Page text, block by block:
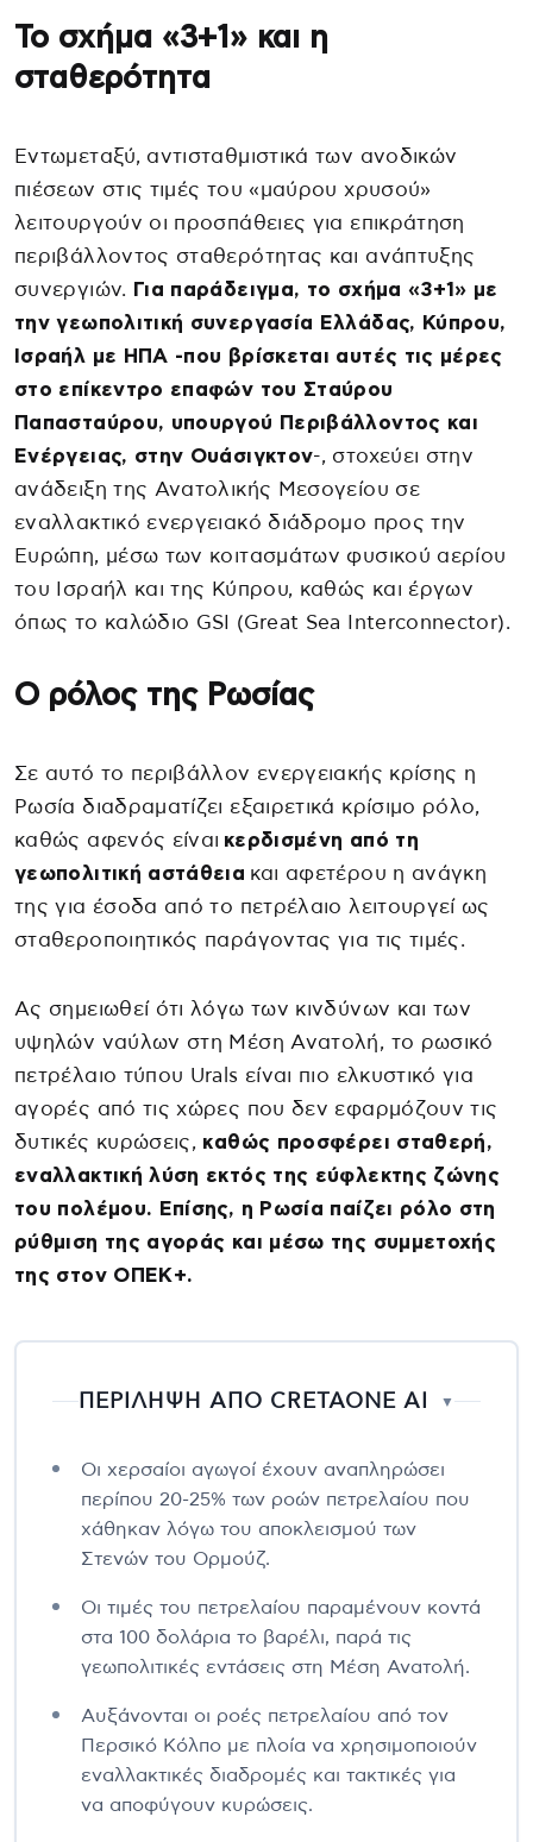
Το σχήμα «3+1» και η
σταθερότητα
Εντωμεταξύ, αντισταθμιστικά των ανοδικών
πιέσεων στις τιμές του «μαύρου χρυσού»
λειτουργούν οι προσπάθειες για επικράτηση
περιβάλλοντος σταθερότητας και ανάπτυξης
συνεργιών. Για παράδειγμα, το σχήμα «3+1» με
την γεωπολιτική συνεργασία Ελλάδας, Κύπρου,
Ισραήλ με ΗΠΑ -που βρίσκεται αυτές τις μέρες
στο επίκεντρο επαφών του Σταύρου
Παπασταύρου, υπουργού Περιβάλλοντος και
Ενέργειας, στην Ουάσιγκτον-, στοχεύει στην
ανάδειξη της Ανατολικής Μεσογείου σε
εναλλακτικό ενεργειακό διάδρομο προς την
Ευρώπη, μέσω των κοιτασμάτων φυσικού αερίου
του Ισραήλ και της Κύπρου, καθώς και έργων
όπως το καλώδιο GSI (Great Sea Interconnector).
Ο ρόλος της Ρωσίας
Σε αυτό το περιβάλλον ενεργειακής κρίσης η
Ρωσία διαδραματίζει εξαιρετικά κρίσιμο ρόλο,
καθώς αφενός είναι κερδισμένη από τη
γεωπολιτική αστάθεια και αφετέρου η ανάγκη
της για έσοδα από το πετρέλαιο λειτουργεί ως
σταθεροποιητικός παράγοντας για τις τιμές.
Ας σημειωθεί ότι λόγω των κινδύνων και των
υψηλών ναύλων στη Μέση Ανατολή, το ρωσικό
πετρέλαιο τύπου Urals είναι πιο ελκυστικό για
αγορές από τις χώρες που δεν εφαρμόζουν τις
δυτικές κυρώσεις, καθώς προσφέρει σταθερή,
εναλλακτική λύση εκτός της εύφλεκτης ζώνης
του πολέμου. Επίσης, η Ρωσία παίζει ρόλο στη
ρύθμιση της αγοράς και μέσω της συμμετοχής
της στον ΟΠΕΚ+.
ΠΕΡΙΛΗΨΗ ΑΠΟ CRETAONE AI ▼
Οι χερσαίοι αγωγοί έχουν αναπληρώσει
περίπου 20-25% των ροών πετρελαίου που
χάθηκαν λόγω του αποκλεισμού των
Στενών του Ορμούζ.
Οι τιμές του πετρελαίου παραμένουν κοντά
στα 100 δολάρια το βαρέλι, παρά τις
γεωπολιτικές εντάσεις στη Μέση Ανατολή.
Αυξάνονται οι ροές πετρελαίου από τον
Περσικό Κόλπο με πλοία να χρησιμοποιούν
εναλλακτικές διαδρομές και τακτικές για
να αποφύγουν κυρώσεις.